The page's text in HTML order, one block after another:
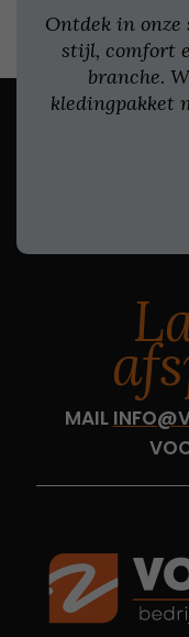
Ontdek in
stijl, comfort
branche.
kledingpakket
MAIL